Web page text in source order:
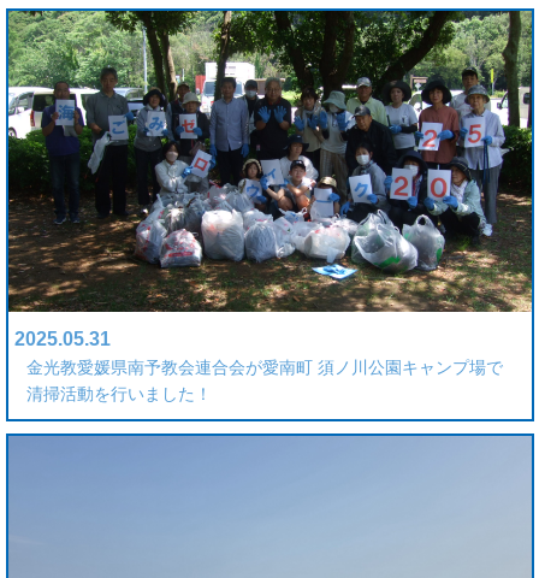
2025.05.31
金光教愛媛県南予教会連合会が愛南町 須ノ川公園キャンプ場で
清掃活動を行いました！